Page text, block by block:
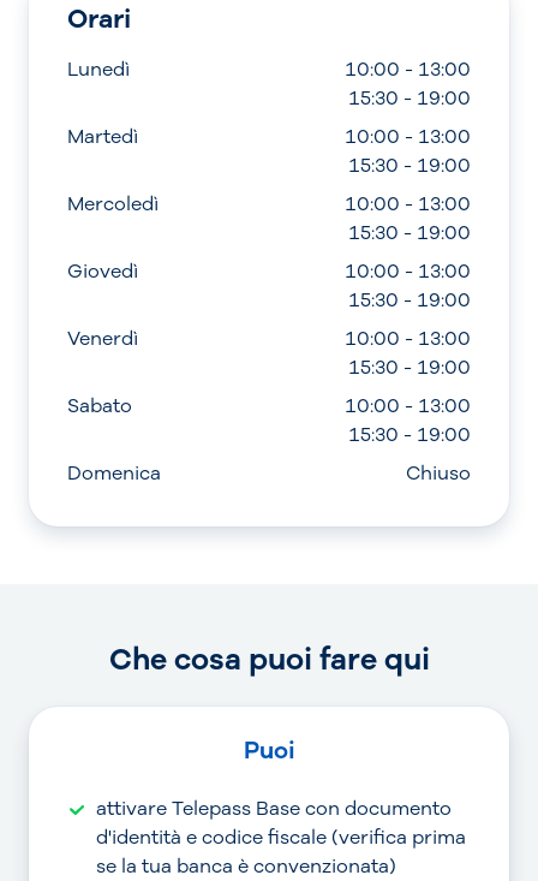
Orari
Lunedì
10:00 - 13:00
15:30 - 19:00
Martedì
10:00 - 13:00
15:30 - 19:00
Mercoledì
10:00 - 13:00
15:30 - 19:00
Giovedì
10:00 - 13:00
15:30 - 19:00
Venerdì
10:00 - 13:00
15:30 - 19:00
Sabato
10:00 - 13:00
15:30 - 19:00
Domenica
Chiuso
Che cosa puoi fare qui
Puoi
attivare Telepass Base con documento
d'identità e codice fiscale (verifica prima
se la tua banca è convenzionata)